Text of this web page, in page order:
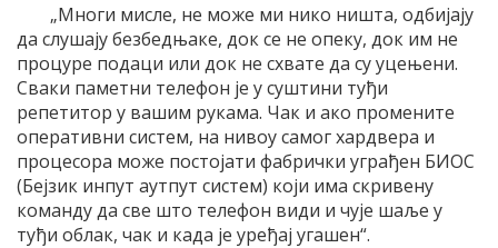
„Многи мисле, не може ми нико ништа, одбијају
да слушају безбедњаке, док се не опеку, док им не
процуре подаци или док не схвате да су уцењени.
Сваки паметни телефон је у суштини туђи
репетитор у вашим рукама. Чак и ако промените
оперативни систем, на нивоу самог хардвера и
процесора може постојати фабрички уграђен БИОС
(Бејзик инпут аутпут систем) који има скривену
команду да све што телефон види и чује шаље у
туђи облак, чак и када је уређај угашен“.